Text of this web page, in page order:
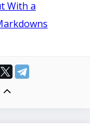
With a